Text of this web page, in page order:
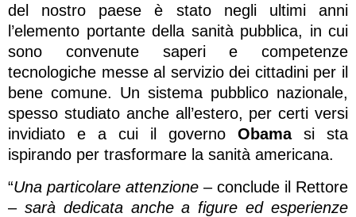
del nostro paese è stato negli ultimi anni
l’elemento portante della sanità pubblica, in cui
sono convenute saperi e competenze
tecnologiche messe al servizio dei cittadini per il
bene comune. Un sistema pubblico nazionale,
spesso studiato anche all’estero, per certi versi
invidiato e a cui il governo Obamasi sta
ispirando per trasformare la sanità americana.
“Una particolare attenzione – conclude il Rettore
– sarà dedicata anche a figure ed esperienze